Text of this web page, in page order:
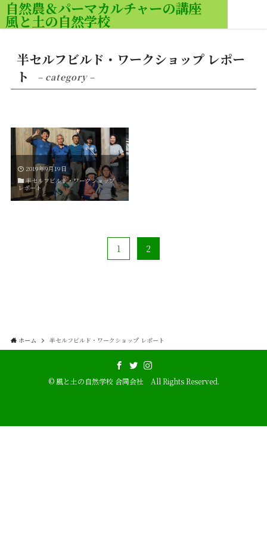
自然農＆パーマカルチャーの講座
風と土の自然学校
半セルフビルド・ワークショップ レポー
ト
– category –
2019年9月19日
半セルフビルド・ワークショップ
レポート
1 2
ホーム 半セルフビルド・ワークショップ レポート
©風と土の自然学校 合同会社 All Rights Reserved.